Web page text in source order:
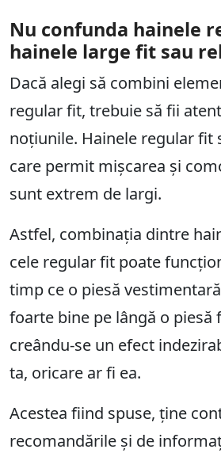
Nu confunda hainele
hainele large fit sau
Dacă alegi să combini
regular fit, trebuie să fii
noțiunile. Hainele regular fit
care permit mișcarea și
sunt extrem de largi.
Astfel, combinația dintre
cele regular fit poate
timp ce o piesă
foarte bine pe lângă o piesă
creându-se un efect
ta, oricare ar fi ea.
Acestea fiind spuse, ține
recomandările și de